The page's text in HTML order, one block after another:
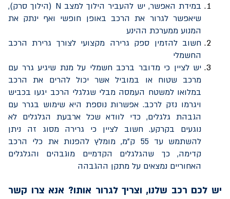
במידת האפשר, יש להעביר הילוך למצבN (הילוך סרק),
שיאפשר לגרור את הרכב באופן חופשי ואף ינתק את
המנוע ממערכת ההינע
חשוב להזמין ספק גרירה מקצועי לצורך גרירת הרכב
החשמלי
יש לציין כי מדובר ברכב חשמלי על מנת שיגיע גרר עם
מרכב שטוח או במוביל אשר יכול להרים את הרכב
במלואו למשטח העמסה מבלי שגלגלי הרכב יגעו בכביש
ויגרמו נזק לרכב. אפשרות נוספת היא שימוש בגרר עם
הגבהת גלגלים, כדי לוודא שכל ארבעת הגלגלים לא
נוגעים בקרקע. חשוב לציין כי גרירה מסוג זה ניתן
להשתמש עד 55 ק"מ, מומלץ להפנות את כלי הרכב
קדימה, כך שהגלגלים הקדמיים מוגבהים והגלגלים
האחוריים נמצאים על מתקן ההגבהה
יש לכם רכב שלנו, וצריך לגרור אותו? אנא צרו קשר